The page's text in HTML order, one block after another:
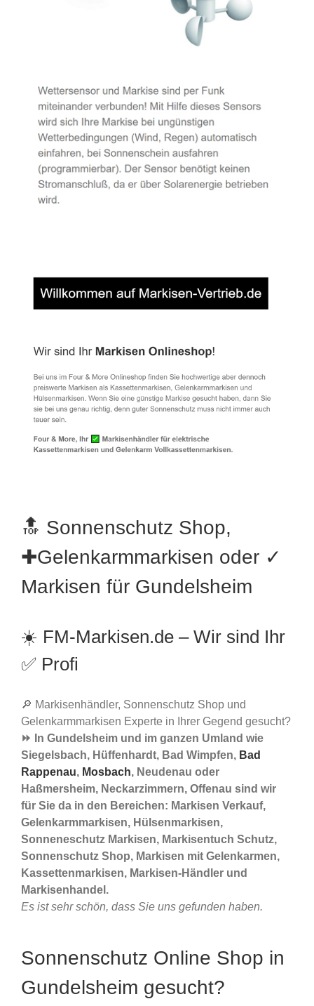
🔝 Sonnenschutz Shop,
✚Gelenkarmmarkisen oder ✓
Markisen für Gundelsheim
☀️ FM-Markisen.de – Wir sind Ihr
✅ Profi
🔎 Markisenhändler, Sonnenschutz Shop und
Gelenkarmmarkisen Experte in Ihrer Gegend gesucht?
⏩ In Gundelsheim und im ganzen Umland wie
Siegelsbach, Hüffenhardt, Bad Wimpfen, Bad
Rappenau, Mosbach, Neudenau oder
Haßmersheim, Neckarzimmern, Offenau sind wir
für Sie da in den Bereichen: Markisen Verkauf,
Gelenkarmmarkisen, Hülsenmarkisen,
Sonneneschutz Markisen, Markisentuch Schutz,
Sonnenschutz Shop, Markisen mit Gelenkarmen,
Kassettenmarkisen, Markisen-Händler und
Markisenhandel.
Es ist sehr schön, dass Sie uns gefunden haben.
Sonnenschutz Online Shop in
Gundelsheim gesucht?